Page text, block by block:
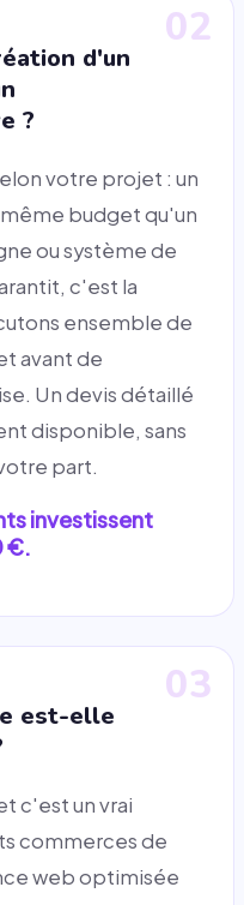
02
d'un
?
votre projet : un
budget qu'un
ou système de
c'est la
ensemble de
avant de
Un devis détaillé
disponible, sans
part.
investissent
€.
03
est-elle
c'est un vrai
commerces de
web optimisée